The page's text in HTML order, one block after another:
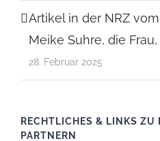
Artikel in der NRZ
Meike Suhre, die
28. Februar 2025
RECHTLICHES & LINKS
PARTNERN